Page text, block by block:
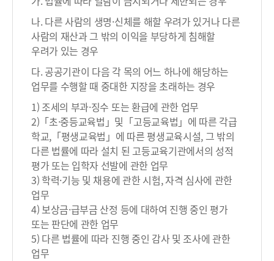
나. 다른 사람의 생명·신체를 해할 우려가 있거나 다른
사람의 재산과 그 밖의 이익을 부당하게 침해할
우려가 있는 경우
다. 공공기관이 다음 각 목의 어느 하나에 해당하는
업무를 수행할 때 중대한 지장을 초래하는 경우
1) 조세의 부과·징수 또는 환급에 관한 업무
2)「초·중등교육법」및「고등교육법」에 따른 각급
학교,「평생교육법」에 따른 평생교육시설, 그 밖의
다른 법률에 따라 설치 된 고등교육기관에서의 성적
평가 또는 입학자 선발에 관한 업무
3) 학력·기능 및 채용에 관한 시험, 자격 심사에 관한
업무
4) 보상금·급부금 산정 등에 대하여 진행 중인 평가
또는 판단에 관한 업무
5) 다른 법률에 따라 진행 중인 감사 및 조사에 관한
업무
청
구
→
청
구
주
체
확
인
및
개
인
보
열
람